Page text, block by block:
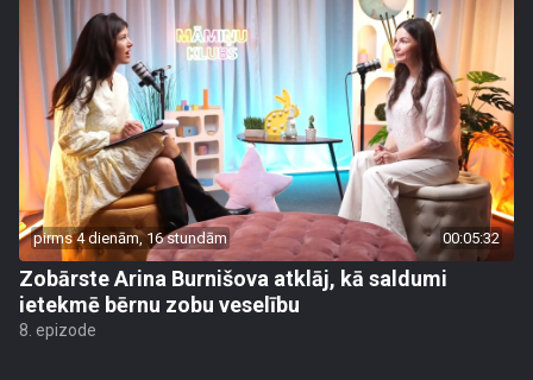
pirms 4 dienām, 16 stundām 00:05:32
Zobārste Arina Burnišova atklāj, kā saldumi
ietekmē bērnu zobu veselību
8. epizode